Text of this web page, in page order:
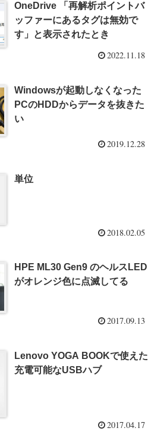
OneDrive 「再解析ポイントバ
ッファーにあるタグは無効で
す」と表示されたとき
2022.11.18
Windowsが起動しなくなった
PCのHDDからデータを抜きた
い
2019.12.28
単位
2018.02.05
HPE ML30 Gen9 のヘルスLED
がオレンジ色に点滅してる
2017.09.13
Lenovo YOGA BOOKで使えた
充電可能なUSBハブ
2017.04.17